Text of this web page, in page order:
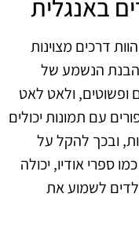
באנגלית
דרכים מצוינות
הבנת הנשמע של
ופשוטים, ולאט לאט
עם תמונות יכולים
ובכך להקל על
ספרי אודיו, יכולה
לשמוע את